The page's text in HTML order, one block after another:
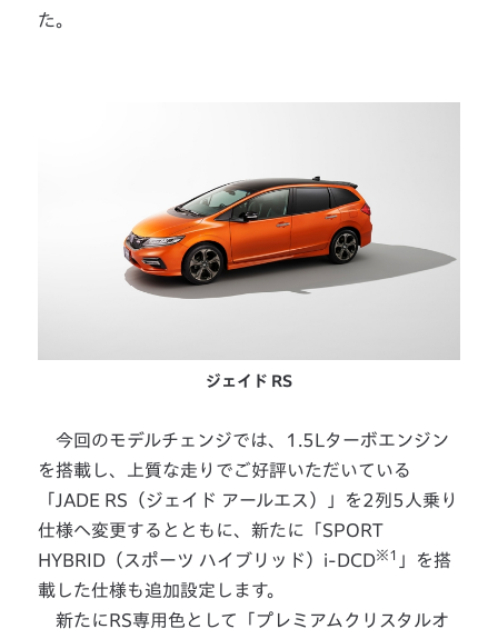
た。
ジェイド RS
今回のモデルチェンジでは、1.5Lターボエンジン
を搭載し、上質な走りでご好評いただいている
「JADE RS（ジェイド アールエス）」を2列5人乗り
仕様へ変更するとともに、新たに「SPORT
HYBRID（スポーツ ハイブリッド）i-DCD※1 」を搭
載した仕様も追加設定します。
新たにRS専用色として「プレミアムクリスタルオ